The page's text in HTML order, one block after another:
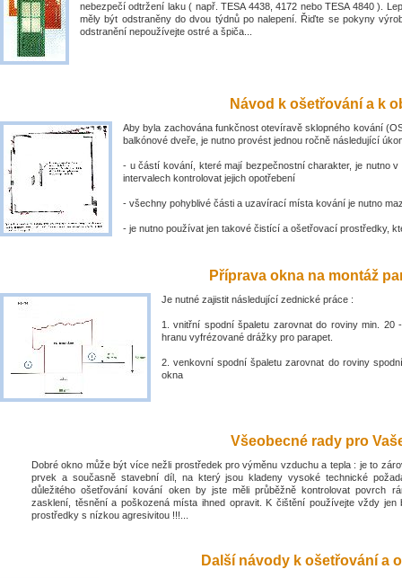
nebezpečí odtržení laku ( např. TESA 4438, 4172 nebo TESA 4840 ).
měly být odstraněny do dvou týdnů po nalepení. Řiďte se pokyny
odstranění nepoužívejte ostré a špiča...
Návod k ošetřování a k
Aby byla zachována funkčnost otevíravě sklopného kování
balkónové dveře, je nutno provést jednou ročně následující
- u částí kování, které mají bezpečnostní charakter, je nutno v
intervalech kontrolovat jejich opotřebení
- všechny pohyblivé části a uzavírací místa kování je nutno
- je nutno používat jen takové čistící a ošetřovací prostředky,
Příprava okna na montáž
Je nutné zajistit následující zednické práce :
1. vnitřní spodní špaletu zarovnat do roviny min. 20
hranu vyfrézované drážky pro parapet.
2. venkovní spodní špaletu zarovnat do roviny
okna
Všeobecné rady pro
Dobré okno může být více nežli prostředek pro výměnu vzduchu a tepla : je to
prvek a současně stavební díl, na který jsou kladeny vysoké technické
důležitého ošetřování kování oken by jste měli průběžně kontrolovat povrch
zasklení, těsnění a poškozená místa ihned opravit. K čištění používejte vždy jen
prostředky s nízkou agresivitou !!!...
Další návody k ošetřování a